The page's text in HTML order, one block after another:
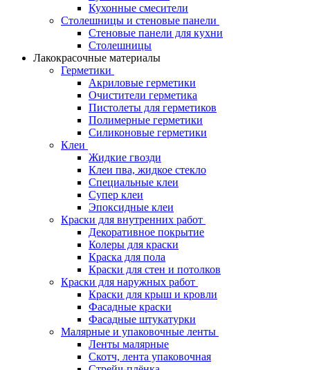
Кухонные смесители
Столешницы и стеновые панели
Стеновые панели для кухни
Столешницы
Лакокрасочные материалы
Герметики
Акриловые герметики
Очистители герметика
Пистолеты для герметиков
Полимерные герметики
Силиконовые герметики
Клеи
Жидкие гвозди
Клеи пва, жидкое стекло
Специальные клеи
Супер клеи
Эпоксидные клеи
Краски для внутренних работ
Декоративное покрытие
Колеры для краски
Краска для пола
Краски для стен и потолков
Краски для наружных работ
Краски для крыш и кровли
Фасадные краски
Фасадные штукатурки
Малярные и упаковочные ленты
Ленты малярные
Скотч, лента упаковочная